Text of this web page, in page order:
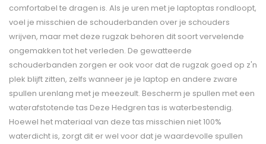
comfortabel te dragen is. Als je uren met je laptoptas rondloopt,
voel je misschien de schouderbanden over je schouders
wrijven, maar met deze rugzak behoren dit soort vervelende
ongemakken tot het verleden. De gewatteerde
schouderbanden zorgen er ook voor dat de rugzak goed op z'n
plek blijft zitten, zelfs wanneer je je laptop en andere zware
spullen urenlang met je meezeult. Bescherm je spullen met een
waterafstotende tas Deze Hedgren tas is waterbestendig.
Hoewel het materiaal van deze tas misschien niet 100%
waterdicht is, zorgt dit er wel voor dat je waardevolle spullen